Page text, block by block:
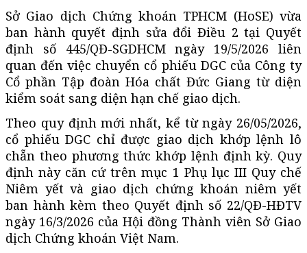
Sở Giao dịch Chứng khoán TPHCM (HoSE) vừa
ban hành quyết định sửa đổi Điều 2 tại Quyết
định số 445/QĐ-SGDHCM ngày 19/5/2026 liên
quan đến việc chuyển cổ phiếu DGC của Công ty
Cổ phần Tập đoàn Hóa chất Đức Giang từ diện
kiểm soát sang diện hạn chế giao dịch.
Theo quy định mới nhất, kể từ ngày 26/05/2026,
cổ phiếu DGC chỉ được giao dịch khớp lệnh lô
chẵn theo phương thức khớp lệnh định kỳ. Quy
định này căn cứ trên mục 1 Phụ lục III Quy chế
Niêm yết và giao dịch chứng khoán niêm yết
ban hành kèm theo Quyết định số 22/QĐ-HĐTV
ngày 16/3/2026 của Hội đồng Thành viên Sở Giao
dịch Chứng khoán Việt Nam.